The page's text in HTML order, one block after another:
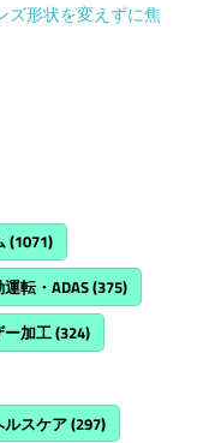
ズ形状を変えずに焦
(1071)
転・ADAS(375)
ー加工(324)
スケア(297)